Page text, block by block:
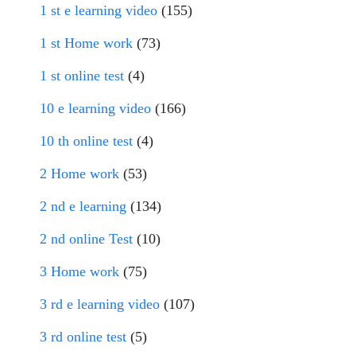
1 st e learning video (155)
1 st Home work (73)
1 st online test (4)
10 e learning video (166)
10 th online test (4)
2 Home work (53)
2 nd e learning (134)
2 nd online Test (10)
3 Home work (75)
3 rd e learning video (107)
3 rd online test (5)